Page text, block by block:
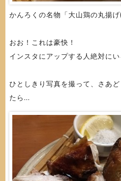
かんろくの名物「大山鶏の丸揚
おお！これは豪快！
インスタにアップする人絶対に
ひとしきり写真を撮って、さあ
たら...